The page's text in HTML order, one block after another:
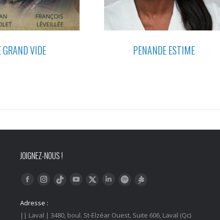
GRAND VIDE PENANDE ESTIME
JOIGNEZ-NOUS !
Trouvez nous sur :
FacebookInstagram
Tiktok YouTubeTwitter LinkedInSpotify
Adresse :
|| Laval | 3480, boul. St-Elzéar Ouest, Suite 606, Laval (Qc)